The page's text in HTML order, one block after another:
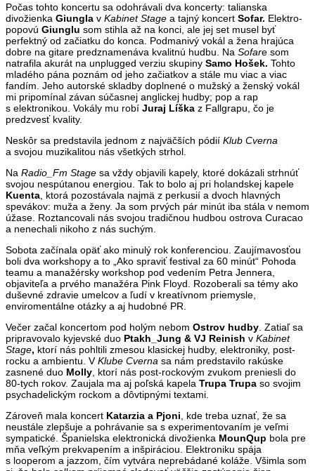
Počas tohto koncertu sa odohrávali dva koncerty: talianska
divožienka Giungla v Kabinet Stage a tajný koncert Sofar. Elektro-
popovú Giunglu som stihla až na konci, ale jej set musel byť
perfektný od začiatku do konca. Podmanivý vokál a žena hrajúca
dobre na gitare predznamenáva kvalitnú hudbu. Na Sofare som
natrafila akurát na unplugged verziu skupiny Samo Hošek. Tohto
mladého pána poznám od jeho začiatkov a stále mu viac a viac
fandím. Jeho autorské skladby doplnené o mužský a ženský vokál
mi pripomínal závan súčasnej anglickej hudby; pop a rap
s elektronikou. Vokály mu robí Juraj Líška z Fallgrapu, čo je
predzvesť kvality.
Neskôr sa predstavila jednom z najväčších pódií Klub Cverna
a svojou muzikalitou nás všetkých strhol.
Na Radio_Fm Stage sa vždy objavili kapely, ktoré dokázali strhnúť
svojou nespútanou energiou. Tak to bolo aj pri holandskej kapele
Kuenta , ktorá pozostávala najmä z perkusií a dvoch hlavných
spevákov: muža a ženy. Ja som prvých pár minút iba stála v nemom
úžase. Roztancovali nás svojou tradičnou hudbou ostrova Curacao
a nenechali nikoho z nás suchým.
Sobota začínala opäť ako minulý rok konferenciou. Zaujímavosťou
boli dva workshopy a to „Ako spraviť festival za 60 minút“ Pohoda
teamu a manažérsky workshop pod vedením Petra Jennera,
objaviteľa a prvého manažéra Pink Floyd. Rozoberali sa témy ako
duševné zdravie umelcov a ľudí v kreatívnom priemysle,
enviromentálne otázky a aj hudobné PR.
Večer začal koncertom pod holým nebom Ostrov hudby . Zatiaľ sa
pripravovalo kyjevské duo Ptakh_Jung & VJ Reinish v Kabinet
Stage, ktorí nás pohltili zmesou klasickej hudby, elektroniky, post-
rocku a ambientu. VKlube Cverna sa nám predstavilo rakúske
zasnené duo Molly , ktorí nás post-rockovým zvukom preniesli do
80-tych rokov. Zaujala ma aj poľská kapela Trupa Trupa so svojim
psychadelickým rockom a dôvtipnými textami.
Zároveň mala koncert Katarzia a Pjoni , kde treba uznať, že sa
neustále zlepšuje a pohrávanie sa s experimentovaním je veľmi
sympatické. Španielska elektronická divožienka MounQup bola pre
mňa veľkým prekvapením a inšpiráciou. Elektroniku spája
s looperom a jazzom, čím vytvára neprebádané koláže. Všimla som